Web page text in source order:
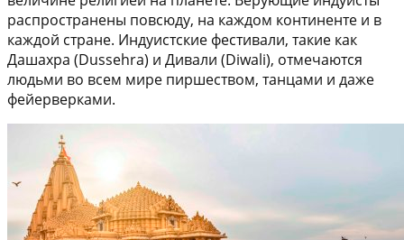
распространены повсюду, на каждом континенте и в
каждой стране. Индуистские фестивали, такие как
Дашахра (Dussehra) и Дивали (Diwali), отмечаются
людьми во всем мире пиршеством, танцами и даже
фейерверками.